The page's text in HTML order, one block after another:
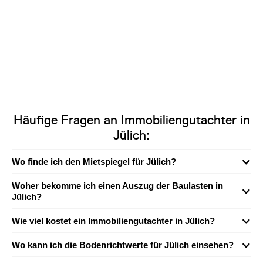
Häufige Fragen an Immobiliengutachter in
Jülich:
Wo finde ich den Mietspiegel für Jülich?
Woher bekomme ich einen Auszug der Baulasten in
Jülich?
Wie viel kostet ein Immobiliengutachter in Jülich?
Wo kann ich die Bodenrichtwerte für Jülich einsehen?